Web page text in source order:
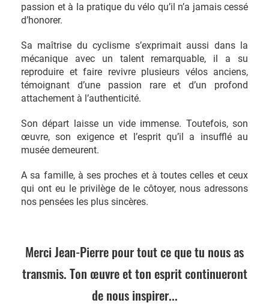
passion et à la pratique du vélo qu’il n’a jamais cessé
d’honorer.
Sa maîtrise du cyclisme s’exprimait aussi dans la
mécanique avec un talent remarquable, il a su
reproduire et faire revivre plusieurs vélos anciens,
témoignant d’une passion rare et d’un profond
attachement à l’authenticité.
Son départ laisse un vide immense. Toutefois, son
œuvre, son exigence et l’esprit qu’il a insufflé au
musée demeurent.
A sa famille, à ses proches et à toutes celles et ceux
qui ont eu le privilège de le côtoyer, nous adressons
nos pensées les plus sincères.
Merci Jean-Pierre pour tout ce que tu nous as
transmis. Ton œuvre et ton esprit continueront
de nous inspirer...